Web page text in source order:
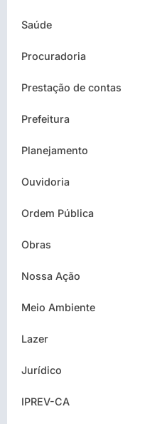
Saúde
Procuradoria
Prestação de contas
Prefeitura
Planejamento
Ouvidoria
Ordem Pública
Obras
Nossa Ação
Meio Ambiente
Lazer
Jurídico
IPREV-CA